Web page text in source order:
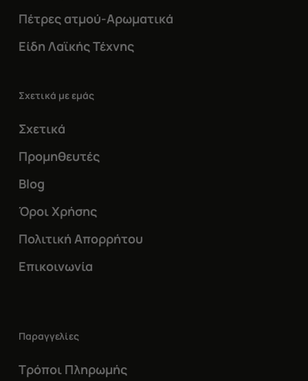
Πέτρες ατμού-Αρωματικά
Είδη Λαϊκής Τέχνης
Σχετικά με εμάς
Σχετικά
Προμηθευτές
Blog
Όροι Χρήσης
Πολιτική Απορρήτου
Επικοινωνία
Παραγγελίες
Τρόποι Πληρωμής